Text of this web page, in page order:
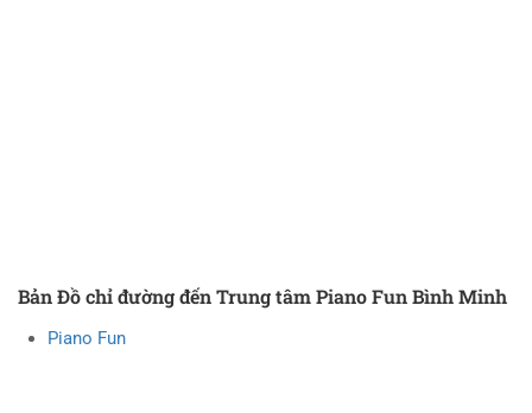
Bản Đồ chỉ đường đến Trung tâm Piano Fun Bình Minh
Piano Fun